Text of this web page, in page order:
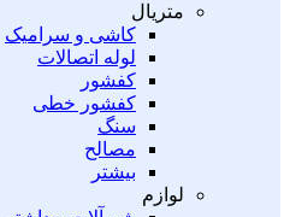
متریال
کاشی و سرامیک
لوله اتصالات
کفشور
کفشور خطی
سنگ
مصالح
بیشتر
لوازم